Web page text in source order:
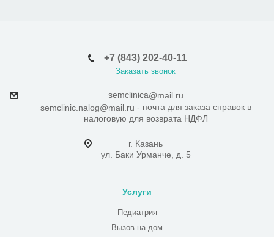
+7 (843) 202-40-11
Заказать звонок
semclinica@mail.ru
semclinic.nalog@mail.ru - почта для заказа справок в
налоговую для возврата НДФЛ
г. Казань
ул. Баки Урманче, д. 5
Услуги
Педиатрия
Вызов на дом